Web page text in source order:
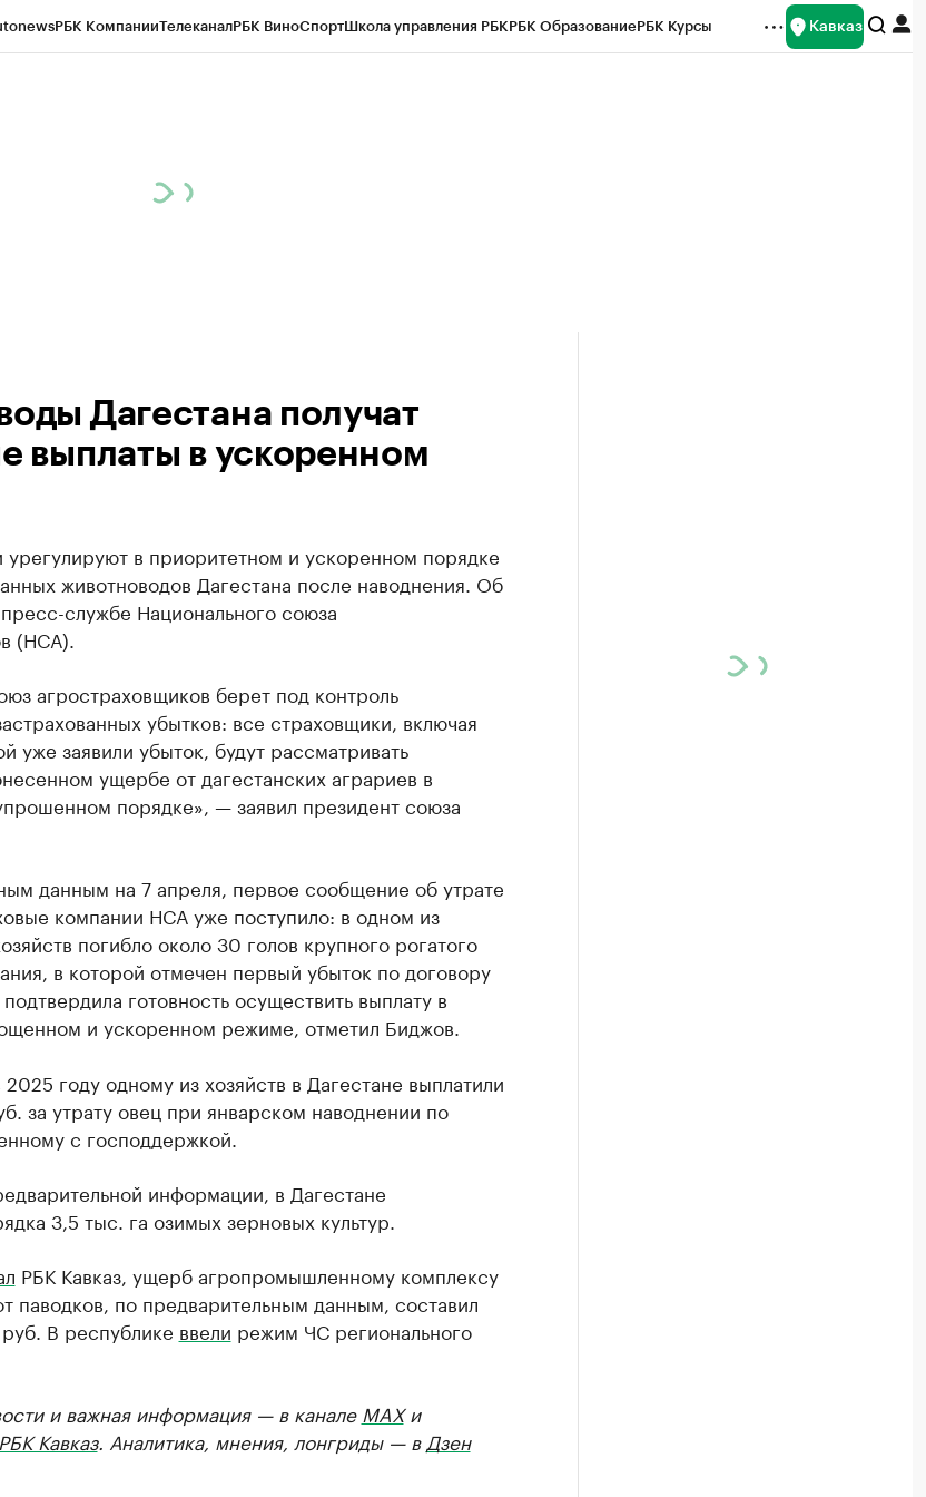
РБК КомпанииТелеканалРБК ВиноСпортШкола управления РБКРБК ОбразованиеРБК Курсы Кавказ
Дагестана получат
выплаты в ускоренном
урегулируют в приоритетном и ускоренном порядке
животноводов Дагестана после наводнения. Об
службе Национального союза
(НСА).
агростраховщиков берет под контроль
убытков: все страховщики, включая
уже заявили убыток, будут рассматривать
ущербе от дагестанских аграриев в
порядке», — заявил президент союза
данным на 7 апреля, первое сообщение об утрате
компании НСА уже поступило: в одном из
погибло около 30 голов крупного рогатого
в которой отмечен первый убыток по договору
готовность осуществить выплату в
и ускоренном режиме, отметил Биджов.
году одному из хозяйств в Дагестане выплатили
за утрату овец при январском наводнении по
с господдержкой.
информации, в Дагестане
3,5 тыс. га озимых зерновых культур.
РБК Кавказ, ущерб агропромышленному комплексу
паводков, по предварительным данным, составил
В республике ввели режим ЧС регионального
и важная информация — в канале MAXи
Кавказ. Аналитика, мнения, лонгриды — в Дзен